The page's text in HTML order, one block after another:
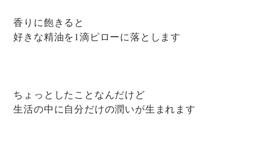
香りに飽きると
好きな精油を1滴ピローに落とします
ちょっとしたことなんだけど
生活の中に自分だけの潤いが生まれます